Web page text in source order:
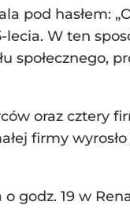
pod hasłem:
W ten
społecznego,
oraz cztery
firmy
godz. 19 w